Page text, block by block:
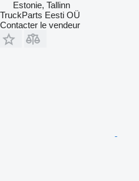
Estonie, Tallinn
TruckParts Eesti OÜ
Contacter le vendeur